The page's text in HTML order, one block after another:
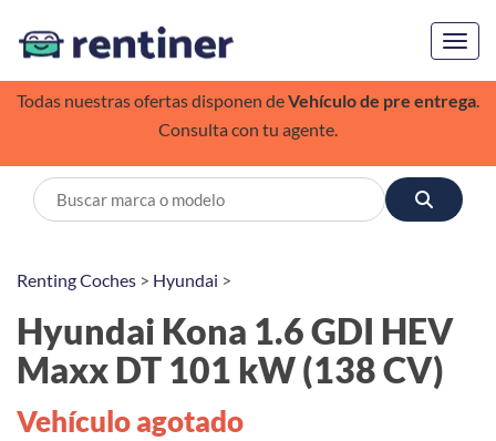
Todas nuestras ofertas disponen deVehículo de pre entrega.
Consulta con tu agente.
Renting Coches > Hyundai >
Hyundai Kona 1.6 GDI HEV
Maxx DT 101 kW (138 CV)
Vehículo agotado